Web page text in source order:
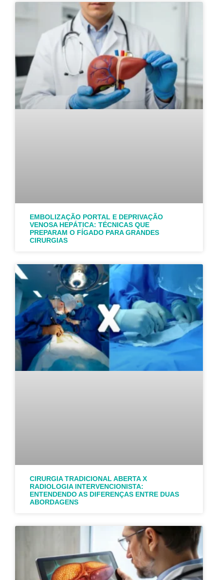
EMBOLIZAÇÃO PORTAL E DEPRIVAÇÃO
VENOSA HEPÁTICA: TÉCNICAS QUE
PREPARAM O FÍGADO PARA GRANDES
CIRURGIAS
CIRURGIA TRADICIONAL ABERTA X
RADIOLOGIA INTERVENCIONISTA:
ENTENDENDO AS DIFERENÇAS ENTRE DUAS
ABORDAGENS